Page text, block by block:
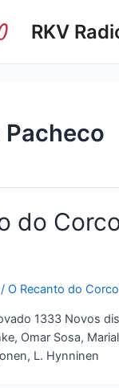
RKV
do
/O Recanto do
1333 Novos
Omar Sosa,
L. Hynninen